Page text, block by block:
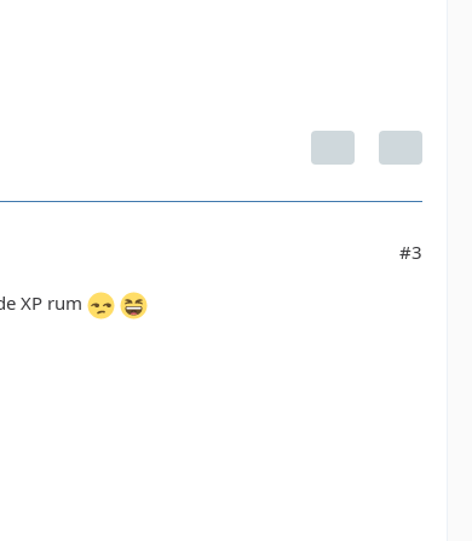
#3
XP rum